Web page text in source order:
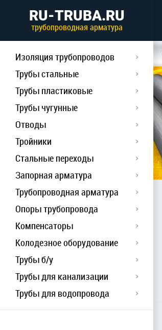
RU-TRUBA.RU
трубопроводная арматура
Изоляция трубопроводов
Трубы стальные
Трубы пластиковые
Трубы чугунные
Отводы
Тройники
Стальные переходы
Запорная арматура
Трубопроводная арматура
Опоры трубопровода
Компенсаторы
Колодезное оборудование
Трубы б/у
Трубы для канализации
Трубы для водопровода